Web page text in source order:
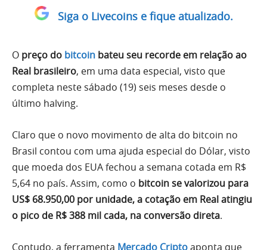
Siga o Livecoins e fique atualizado.
O preço do bitcoin bateu seu recorde em relação ao
Real brasileiro, em uma data especial, visto que
completa neste sábado (19) seis meses desde o
último halving.
Claro que o novo movimento de alta do bitcoin no
Brasil contou com uma ajuda especial do Dólar, visto
que moeda dos EUA fechou a semana cotada em R$
5,64 no país. Assim, como o bitcoin se valorizou para
US$ 68.950,00 por unidade, a cotação em Real atingiu
o pico de R$ 388 mil cada, na conversão direta.
Contudo, a ferramenta Mercado Criptoaponta que